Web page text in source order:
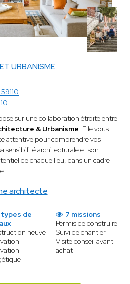
URBANISME
architecte
sur une collaboration étroite entre
& Urbanisme. Elle vous
attentive pour comprendre vos
sensibilité architecturale et son
de chaque lieu, dans un cadre
types de
neuve
7 missions
Permis de construire
Suivi de chantier
Visite conseil avant
achat